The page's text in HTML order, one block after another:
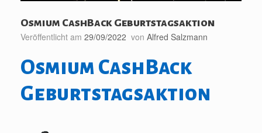
Osmium CashBack Geburtstagsaktion
Veröffentlicht am 29/09/2022 von Alfred Salzmann
Osmium CashBack
Geburtstagsaktion